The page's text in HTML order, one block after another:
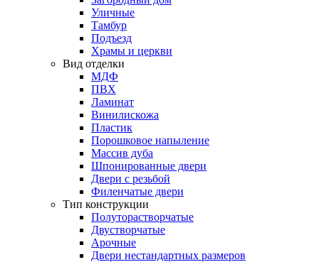
Уличные
Тамбур
Подъезд
Храмы и церкви
Вид отделки
МДФ
ПВХ
Ламинат
Винилискожа
Пластик
Порошковое напыление
Массив дуба
Шпонированные двери
Двери с резьбой
Филенчатые двери
Тип конструкции
Полуторастворчатые
Двустворчатые
Арочные
Двери нестандартных размеров